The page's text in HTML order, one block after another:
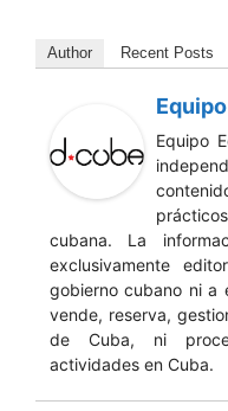
Author Recent Posts
Equipo
cubana. La
exclusivamente
gobierno cubano ni a
vende, reserva,
de Cuba, ni
actividades en Cuba.